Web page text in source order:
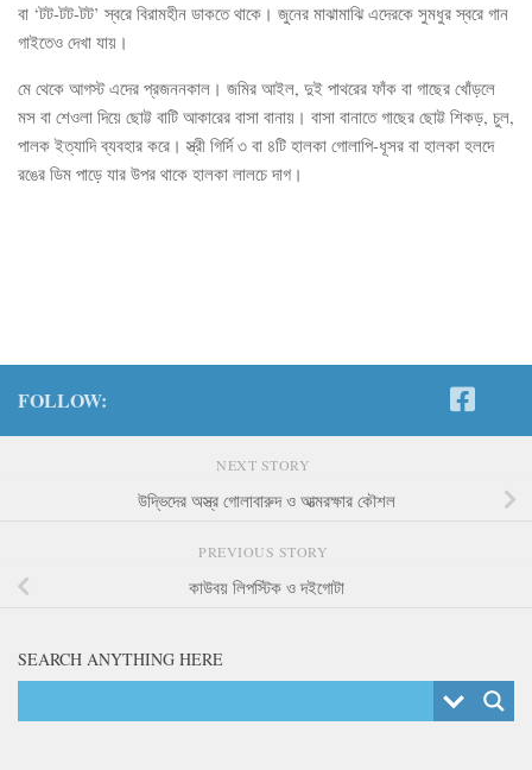
বা ‘টট-টট-টট’ স্বরে বিরামহীন ডাকতে থাকে। জুনের মাঝামাঝি এদেরকে সুমধুর স্বরে গান
গাইতেও দেখা যায়।
মে থেকে আগস্ট এদের প্রজননকাল। জমির আইল, দুই পাথরের ফাঁক বা গাছের খোঁড়লে
মস বা শেওলা দিয়ে ছোট্ট বাটি আকারের বাসা বানায়। বাসা বানাতে গাছের ছোট্ট শিকড়, চুল,
পালক ইত্যাদি ব্যবহার করে। স্ত্রী গির্দি ৩ বা ৪টি হালকা গোলাপি-ধূসর বা হালকা হলদে
রঙের ডিম পাড়ে যার উপর থাকে হালকা লালচে দাগ।
FOLLOW:
NEXT STORY
উদ্ভিদের অস্ত্র গোলাবারুদ ও আত্মরক্ষার কৌশল
PREVIOUS STORY
কাউবয় লিপস্টিক ও দইগোটা
SEARCH ANYTHING HERE